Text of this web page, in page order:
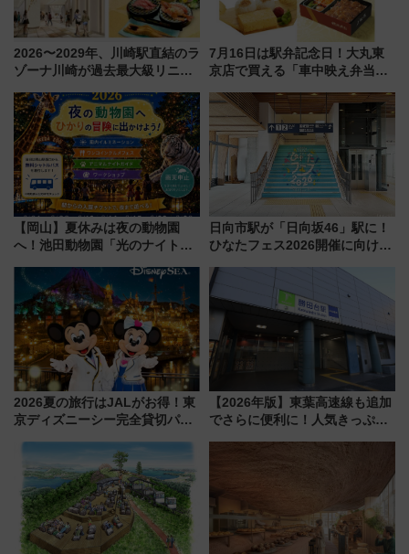
2026〜2029年、川崎駅直結のラ
ゾーナ川崎が過去最大級リニュ
「いつから何が変わるか」徹底
解説！
7月16日は駅弁記念日！大丸東
京店で買える「車中映え弁当」
【岡山】夏休みは夜の動物園
へ！池田動物園「光のナイトズ
な夜
日向市駅が「日向坂46」駅に！
ひなたフェス2026開催に向けJR
全力応援 夜行列車「ドリーム
おひさま号」も走る
2026夏の旅行はJALがお得！東
京ディズニーシー完全貸切パー
ーン始まる 条件は「夏の国内
線に2回搭乗」
【2026年版】東葉高速線も追加
でさらに便利に！人気きっぷ